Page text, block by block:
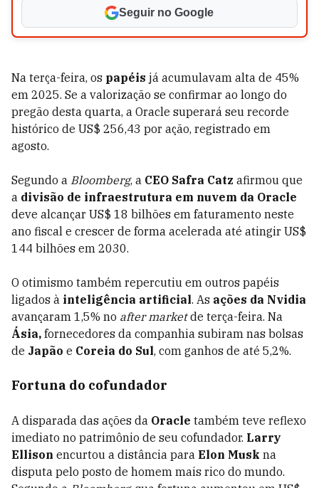
Seguir no Google
Na terça-feira, os papéis já acumulavam alta de 45%
em 2025. Se a valorização se confirmar ao longo do
pregão desta quarta, a Oracle superará seu recorde
histórico de US$ 256,43 por ação, registrado em
agosto.
Segundo a Bloomberg, a CEO Safra Catz afirmou que
a divisão de infraestrutura em nuvem da Oracle
deve alcançar US$ 18 bilhões em faturamento neste
ano fiscal e crescer de forma acelerada até atingir US$
144 bilhões em 2030.
O otimismo também repercutiu em outros papéis
ligados à inteligência artificial. As ações da Nvidia
avançaram 1,5% no after marketde terça-feira. Na
Ásia, fornecedores da companhia subiram nas bolsas
de Japão e Coreia do Sul, com ganhos de até 5,2%.
Fortuna do cofundador
A disparada das ações da Oracle também teve reflexo
imediato no patrimônio de seu cofundador. Larry
Ellison encurtou a distância para Elon Musk na
disputa pelo posto de homem mais rico do mundo.